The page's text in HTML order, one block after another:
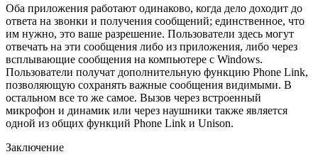
Оба приложения работают одинаково, когда дело доходит до
ответа на звонки и получения сообщений; единственное, что
им нужно, это ваше разрешение. Пользователи здесь могут
отвечать на эти сообщения либо из приложения, либо через
всплывающие сообщения на компьютере с Windows.
Пользователи получат дополнительную функцию Phone Link,
позволяющую сохранять важные сообщения видимыми. В
остальном все то же самое. Вызов через встроенный
микрофон и динамик или через наушники также является
одной из общих функций Phone Link и Unison.
Заключение